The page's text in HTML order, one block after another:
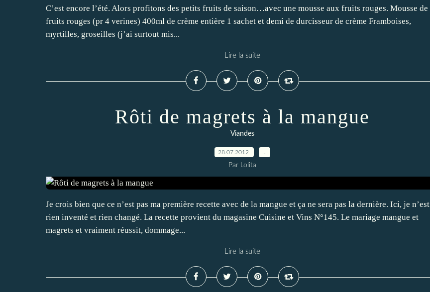
C’est encore l’été. Alors profitons des petits fruits de saison…avec une mousse aux fruits rouges. Mousse de
fruits rouges (pr 4 verines) 400ml de crème entière 1 sachet et demi de durcisseur de crème Framboises,
myrtilles, groseilles (j’ai surtout mis...
Lire la suite
Rôti de magrets à la mangue
Viandes
28.07.2012
Par Lolita
Je crois bien que ce n’est pas ma première recette avec de la mangue et ça ne sera pas la dernière. Ici, je n’est
rien inventé et rien changé. La recette provient du magasine Cuisine et Vins N°145. Le mariage mangue et
magrets et vraiment réussit, dommage...
Lire la suite